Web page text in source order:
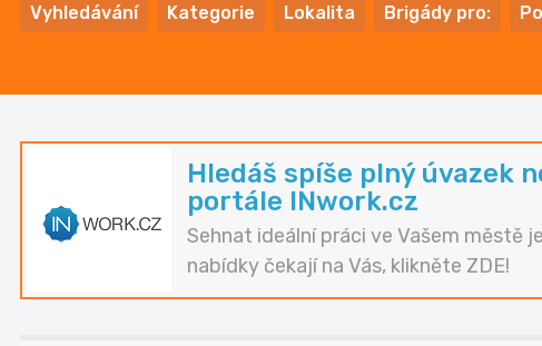
Vyhledávání Kategorie Lokalita Brigády pro:
Hledáš spíše plný úvazek
portále INwork.cz
Sehnat ideální práci ve Vašem městě
nabídky čekají na Vás, klikněte ZDE!